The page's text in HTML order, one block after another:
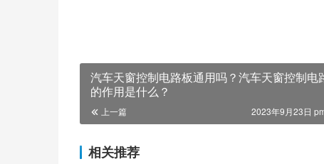
汽车天窗控制电路板通用吗？汽车天窗控制电
的作用是什么？
上一篇 2023年9月23日
相关推荐